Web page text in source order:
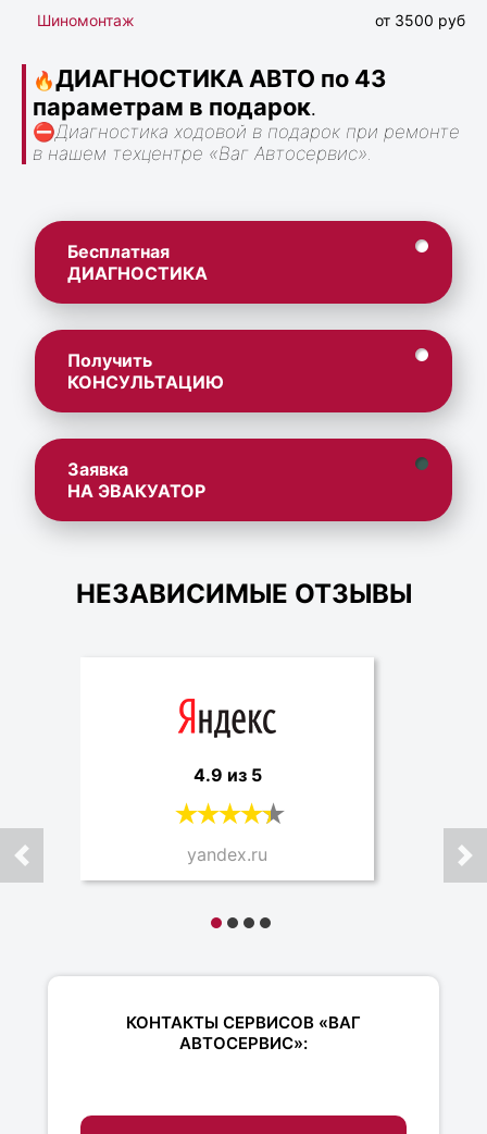
Шиномонтаж от 3500 руб
🔥ДИАГНОСТИКА АВТО по 43
параметрам в подарок.
⛔Диагностика ходовой в подарок при ремонте
в нашем техцентре «Ваг Автосервис».
Бесплатная
ДИАГНОСТИКА
Получить
КОНСУЛЬТАЦИЮ
Заявка
НА ЭВАКУАТОР
НЕЗАВИСИМЫЕ ОТЗЫВЫ
4.9 из 5
yandex.ru
КОНТАКТЫ СЕРВИСОВ «ВАГ
АВТОСЕРВИС»: